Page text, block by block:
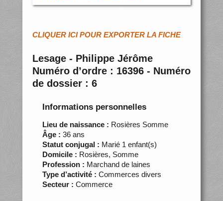
CLIQUER ICI POUR EXPORTER LA FICHE
Lesage - Philippe Jérôme
Numéro d’ordre : 16396 - Numéro
de dossier : 6
Informations personnelles
Lieu de naissance : Rosières Somme
Âge : 36 ans
Statut conjugal : Marié 1 enfant(s)
Domicile : Rosières, Somme
Profession : Marchand de laines
Type d’activité : Commerces divers
Secteur : Commerce